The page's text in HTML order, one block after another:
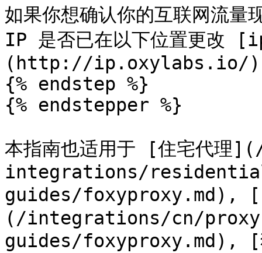
如果你想确认你的互联网流量
IP 是否已在以下位置更
(http://ip.oxylabs.io/
{% endstep %}
{% endstepper %}
本指南也适用于 [住宅代
integrations/
guides/foxyproxy.md),
(/integrations/cn/
guides/foxyproxy.md), [